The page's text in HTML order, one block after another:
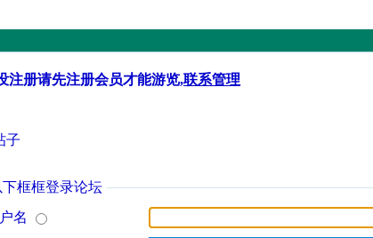
注册请先注册会员才能游览,联系管理
子
框框登录论坛
名